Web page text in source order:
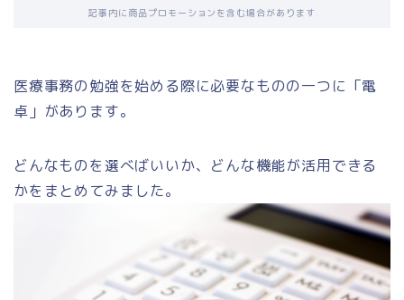
記事内に商品プロモーションを含む場合があります
医療事務の勉強を始める際に必要なものの一つに「電
卓」があります。
どんなものを選べばいいか、どんな機能が活用できる
かをまとめてみました。